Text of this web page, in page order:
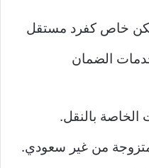
سكن خاص كفرد مستقل
الضمان
الخاصة بالنقل.
من غير سعودي.